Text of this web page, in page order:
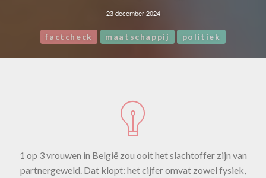
23 december 2024
factcheck maatschappij politiek
1 op 3 vrouwen in België zou ooit het slachtoffer zijn van
partnergeweld. Dat klopt: het cijfer omvat zowel fysiek,